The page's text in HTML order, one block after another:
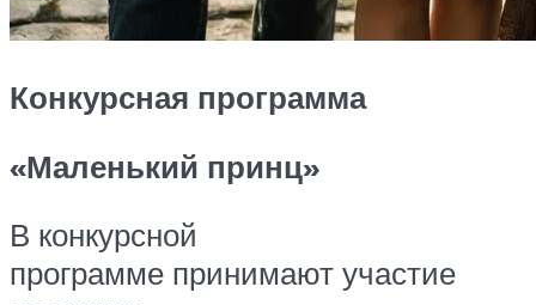
Конкурсная программа
«Маленький принц»
В конкурсной
программе принимают участие